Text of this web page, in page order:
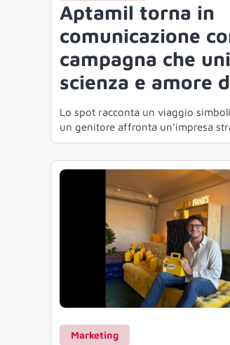
Aptamil torna in
comunicazione
campagna che
scienza e amore
Lo spot racconta un viaggio
un genitore affronta un’impresa
Marketing